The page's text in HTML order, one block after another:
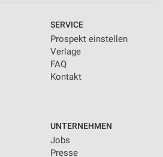
SERVICE
Prospekt einstellen
Verlage
FAQ
Kontakt
UNTERNEHMEN
Jobs
Presse